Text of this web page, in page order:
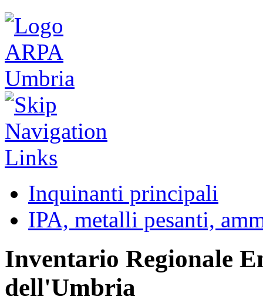
Inquinanti principali
IPA, metalli pesanti,
Inventario Regionale
dell'Umbria